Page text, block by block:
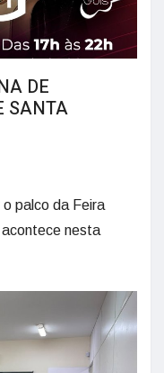
DE
SANTA
palco da Feira
acontece nesta